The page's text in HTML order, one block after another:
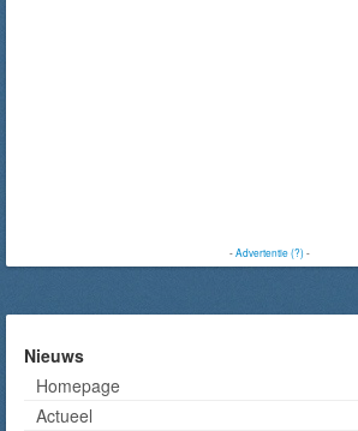
-Advertentie (?)-
Nieuws
Homepage
Actueel